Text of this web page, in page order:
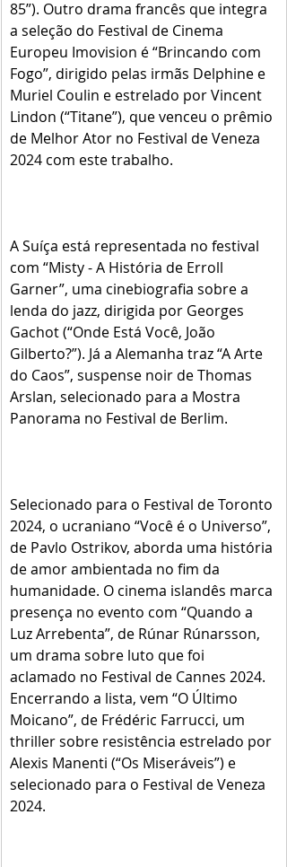
85”). Outro drama francês que integra
a seleção do Festival de Cinema
Europeu Imovision é “Brincando com
Fogo”, dirigido pelas irmãs Delphine e
Muriel Coulin e estrelado por Vincent
Lindon (“Titane”), que venceu o prêmio
de Melhor Ator no Festival de Veneza
2024 com este trabalho.
A Suíça está representada no festival
com “Misty - A História de Erroll
Garner”, uma cinebiografia sobre a
lenda do jazz, dirigida por Georges
Gachot (“Onde Está Você, João
Gilberto?”). Já a Alemanha traz “A Arte
do Caos”, suspense noir de Thomas
Arslan, selecionado para a Mostra
Panorama no Festival de Berlim.
Selecionado para o Festival de Toronto
2024, o ucraniano “Você é o Universo”,
de Pavlo Ostrikov, aborda uma história
de amor ambientada no fim da
humanidade. O cinema islandês marca
presença no evento com “Quando a
Luz Arrebenta”, de Rúnar Rúnarsson,
um drama sobre luto que foi
aclamado no Festival de Cannes 2024.
Encerrando a lista, vem “O Último
Moicano”, de Frédéric Farrucci, um
thriller sobre resistência estrelado por
Alexis Manenti (“Os Miseráveis”) e
selecionado para o Festival de Veneza
2024.